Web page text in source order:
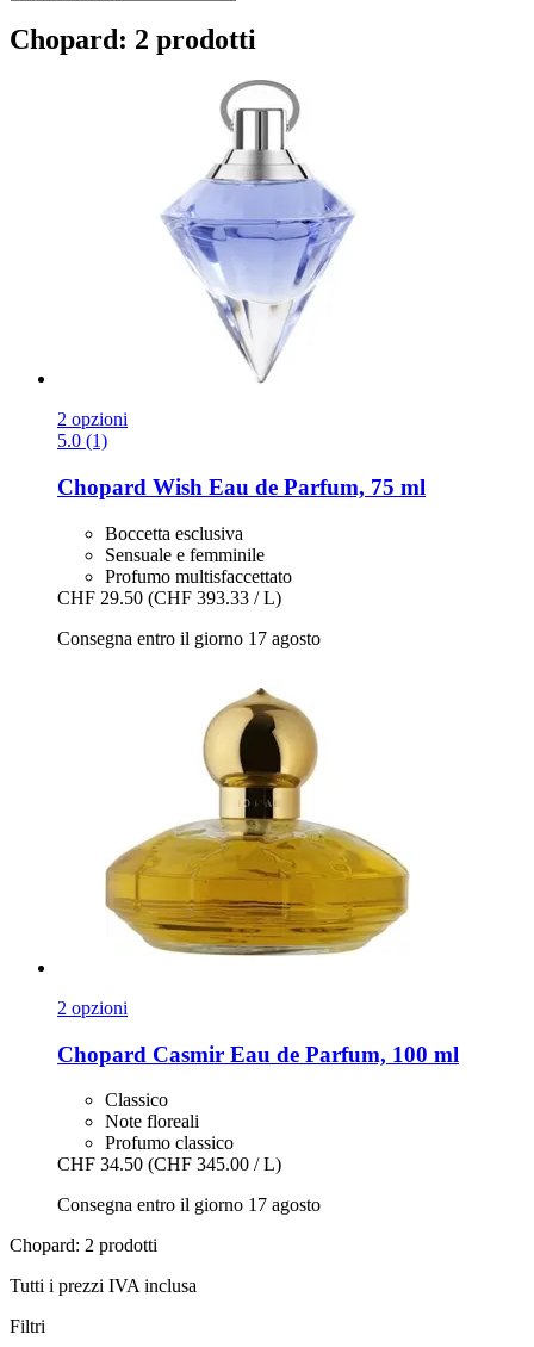
Chopard: 2 prodotti
2 opzioni
5.0 (1)
Chopard Wish Eau de Parfum, 75 ml
Boccetta esclusiva
Sensuale e femminile
Profumo multisfaccettato
CHF 29.50 (CHF 393.33 / L)
Consegna entro il giorno 17 agosto
2 opzioni
Chopard Casmir Eau de Parfum, 100 ml
Classico
Note floreali
Profumo classico
CHF 34.50 (CHF 345.00 / L)
Consegna entro il giorno 17 agosto
Chopard: 2 prodotti
Tutti i prezzi IVA inclusa
Filtri